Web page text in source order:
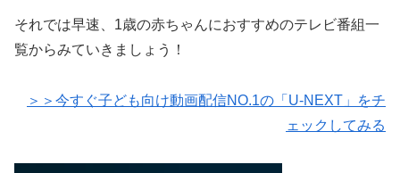
それでは早速、1歳の赤ちゃんにおすすめのテレビ番組一
覧からみていきましょう！
＞＞今すぐ子ども向け動画配信NO.1の「U-NEXT」をチ
ェックしてみる